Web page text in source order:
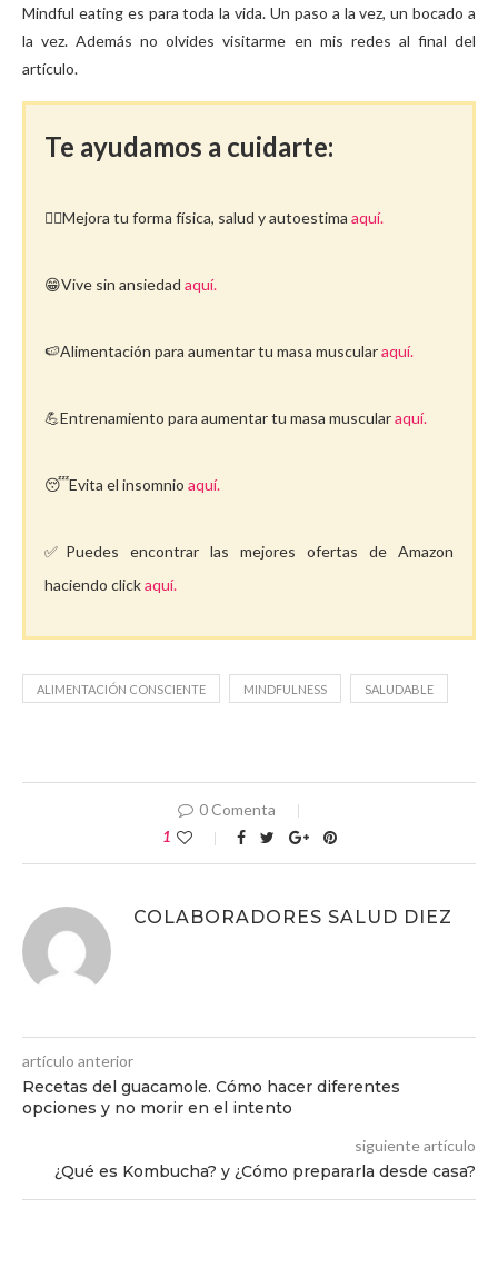
Mindful eating es para toda la vida. Un paso a la vez, un bocado a
la vez. Además no olvides visitarme en mis redes al final del
artículo.
Te ayudamos a cuidarte:
🤸‍♀️Mejora tu forma física, salud y autoestima aquí.
😁Vive sin ansiedad aquí.
🍉Alimentación para aumentar tu masa muscularaquí.
💪Entrenamiento para aumentar tu masa muscularaquí.
😴Evita el insomnio aquí.
✅Puedes encontrar las mejores ofertas de Amazon
haciendo clickaquí.
ALIMENTACIÓN CONSCIENTE MINDFULNESS SALUDABLE
0 Comenta
1
COLABORADORES SALUD DIEZ
artículo anterior
Recetas del guacamole. Cómo hacer diferentes
opciones y no morir en el intento
siguiente artículo
¿Qué es Kombucha? y ¿Cómo prepararla desde casa?